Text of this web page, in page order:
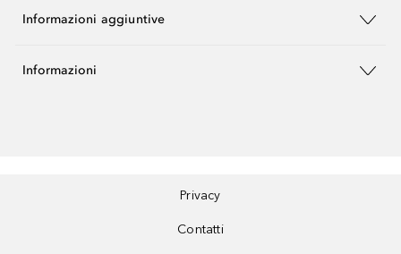
Informazioni aggiuntive
Informazioni
Privacy
Contatti